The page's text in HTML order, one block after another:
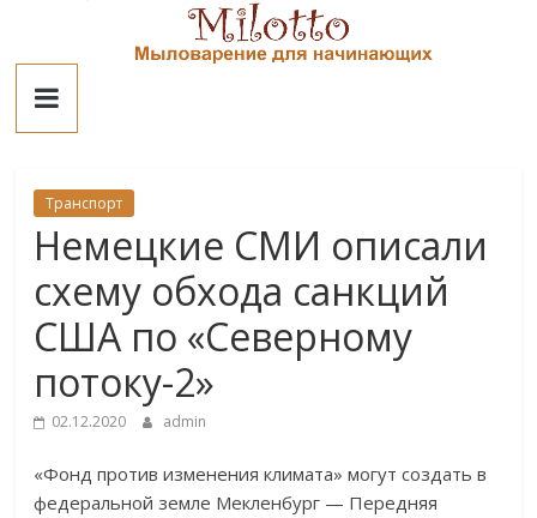
contentМилотто
Транспорт
Немецкие СМИ описали
схему обхода санкций
США по «Северному
потоку-2»
02.12.2020 admin
«Фонд против изменения климата» могут создать в
федеральной земле Мекленбург — Передняя